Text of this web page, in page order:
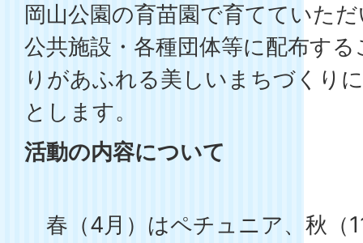
岡山公園の育苗園で育てていた
公共施設・各種団体等に配布す
りがあふれる美しいまちづくり
とします。
活動の内容について
春（4月）はペチュニア、秋（